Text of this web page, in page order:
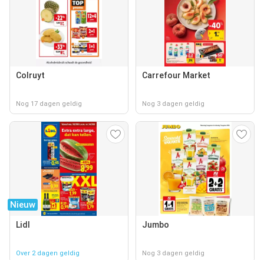
Colruyt
Nog 17 dagen geldig
Carrefour Market
Nog 3 dagen geldig
Nieuw
Lidl
Over 2 dagen geldig
Jumbo
Nog 3 dagen geldig